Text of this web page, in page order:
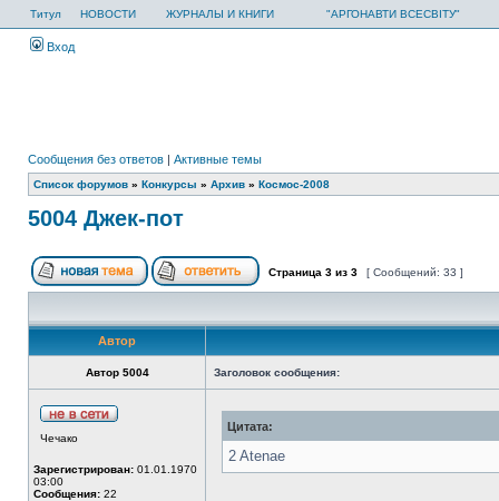
Титул НОВОСТИ ЖУРНАЛЫ И КНИГИ "АРГОНАВТИ ВСЕСВІТУ"
Вход
Сообщения без ответов | Активные темы
Список форумов » Конкурсы » Архив » Космос-2008
5004 Джек-пот
Страница 3 из 3 [ Сообщений: 33 ]
Автор
Автор 5004 Заголовок сообщения:
Чечако
Зарегистрирован: 01.01.1970
03:00
Сообщения: 22
Цитата:
2 Atenae